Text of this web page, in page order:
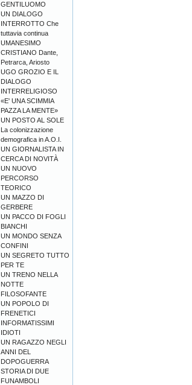
GENTILUOMO
UN DIALOGO
INTERROTTO Che
tuttavia continua
UMANESIMO
CRISTIANO Dante,
Petrarca, Ariosto
UGO GROZIO E IL
DIALOGO
INTERRELIGIOSO
«E' UNA SCIMMIA
PAZZA LA MENTE»
UN POSTO AL SOLE
La colonizzazione
demografica in A.O.I.
UN GIORNALISTA IN
CERCA DI NOVITÀ
UN NUOVO
PERCORSO
TEORICO
UN MAZZO DI
GERBERE
UN PACCO DI FOGLI
BIANCHI
UN MONDO SENZA
CONFINI
UN SEGRETO TUTTO
PER TE
UN TRENO NELLA
NOTTE
FILOSOFANTE
UN POPOLO DI
FRENETICI
INFORMATISSIMI
IDIOTI
UN RAGAZZO NEGLI
ANNI DEL
DOPOGUERRA
STORIA DI DUE
FUNAMBOLI